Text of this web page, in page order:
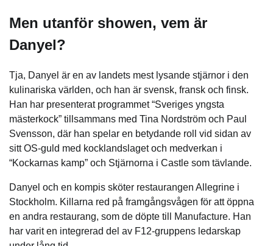
Men utanför showen, vem är
Danyel?
Tja, Danyel är en av landets mest lysande stjärnor i den
kulinariska världen, och han är svensk, fransk och finsk.
Han har presenterat programmet “Sveriges yngsta
mästerkock” tillsammans med Tina Nordström och Paul
Svensson, där han spelar en betydande roll vid sidan av
sitt OS-guld med kocklandslaget och medverkan i
“Kockarnas kamp” och Stjärnorna i Castle som tävlande.
Danyel och en kompis sköter restaurangen Allegrine i
Stockholm. Killarna red på framgångsvågen för att öppna
en andra restaurang, som de döpte till Manufacture. Han
har varit en integrerad del av F12-gruppens ledarskap